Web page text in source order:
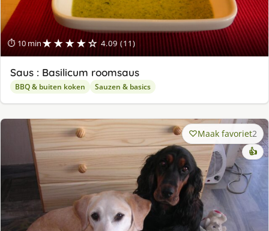
⏱ 10 min★★★★☆ 4.09 (11)
Saus : Basilicum roomsaus
BBQ & buiten koken Sauzen & basics
Maak favoriet2
👍